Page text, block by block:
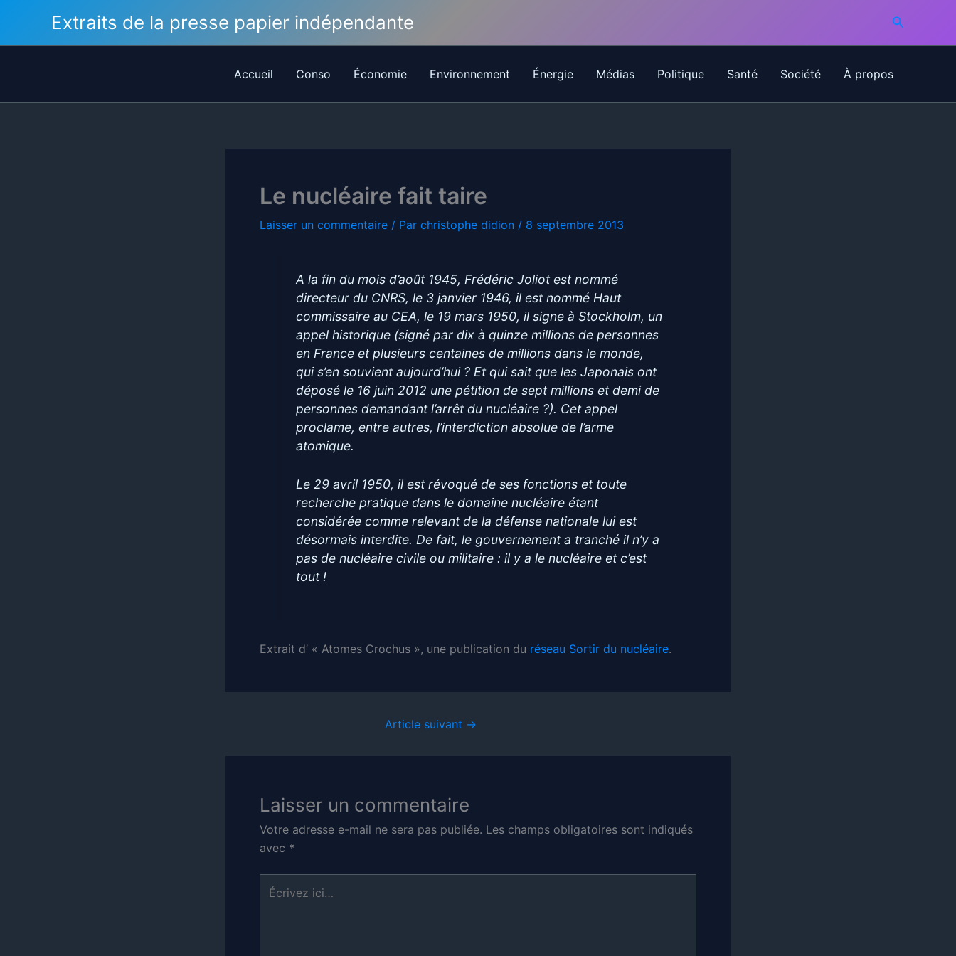
contenu
Extraits de la presse papier indépendante
Accueil Conso Économie Environnement Énergie Médias Politique Santé Société À propos
Le nucléaire fait taire
Laisser un commentaire / Par christophe didion / 8 septembre 2013
A la fin du mois d’août 1945, Frédéric Joliot est nommé
directeur du CNRS, le 3 janvier 1946, il est nommé Haut
commissaire au CEA, le 19 mars 1950, il signe à Stockholm, un
appel historique (signé par dix à quinze millions de personnes
en France et plusieurs centaines de millions dans le monde,
qui s’en souvient aujourd’hui ? Et qui sait que les Japonais ont
déposé le 16 juin 2012 une pétition de sept millions et demi de
personnes demandant l’arrêt du nucléaire ?). Cet appel
proclame, entre autres, l’interdiction absolue de l’arme
atomique.
Le 29 avril 1950, il est révoqué de ses fonctions et toute
recherche pratique dans le domaine nucléaire étant
considérée comme relevant de la défense nationale lui est
désormais interdite. De fait, le gouvernement a tranché il n’y a
pas de nucléaire civile ou militaire : il y a le nucléaire et c’est
tout !
Extrait d’ « Atomes Crochus », une publication du réseau Sortir du nucléaire.
Article suivant →
Laisser un commentaire
Votre adresse e-mail ne sera pas publiée. Les champs obligatoires sont indiqués
avec *
Écrivez
ici…